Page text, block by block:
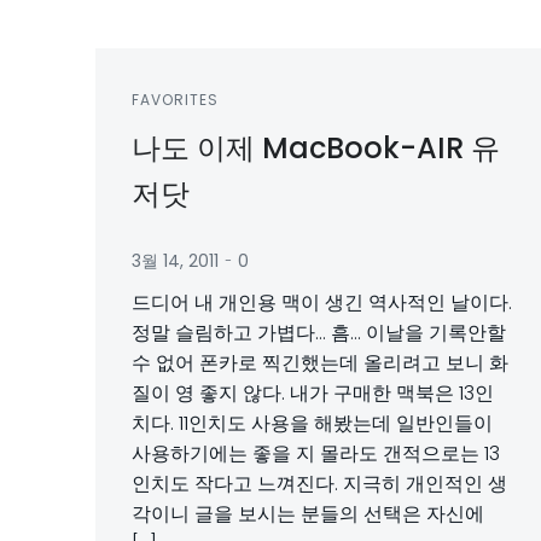
FAVORITES
나도 이제 MacBook-AIR 유
저닷
3월 14, 2011 - 0
드디어 내 개인용 맥이 생긴 역사적인 날이다.
정말 슬림하고 가볍다… 흠… 이날을 기록안할
수 없어 폰카로 찍긴했는데 올리려고 보니 화
질이 영 좋지 않다. 내가 구매한 맥북은 13인
치다. 11인치도 사용을 해봤는데 일반인들이
사용하기에는 좋을 지 몰라도 갠적으로는 13
인치도 작다고 느껴진다. 지극히 개인적인 생
각이니 글을 보시는 분들의 선택은 자신에